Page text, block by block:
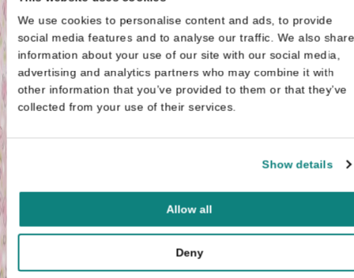
We use cookies to personalise content and ads, to provide
social media features and to analyse our traffic. We also share
information about your use of our site with our social media,
advertising and analytics partners who may combine it with
other information that you’ve provided to them or that they’ve
collected from your use of their services.
Show details
Allow all
Deny